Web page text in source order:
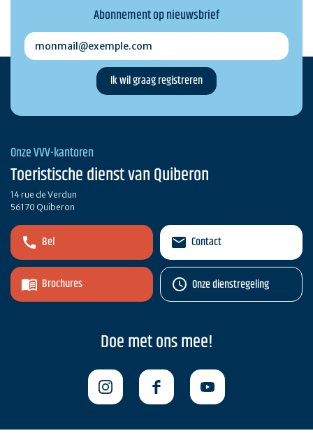
Abonnement op nieuwsbrief
monmail@exemple.com
Onze VVV-kantoren
Toeristische dienst van Quiberon
14 rue de Verdun
56170 Quiberon
Bel
Brochures
Contact
Onze dienstregeling
Doe met ons mee!